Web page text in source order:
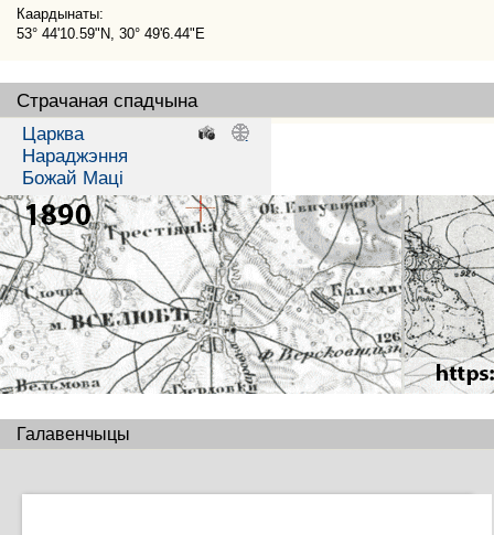
Каардынаты:
53° 44'10.59"N, 30° 49'6.44"E
Страчаная спадчына
Царква
Нараджэння
Божай Маці
.
.
Галавенчыцы